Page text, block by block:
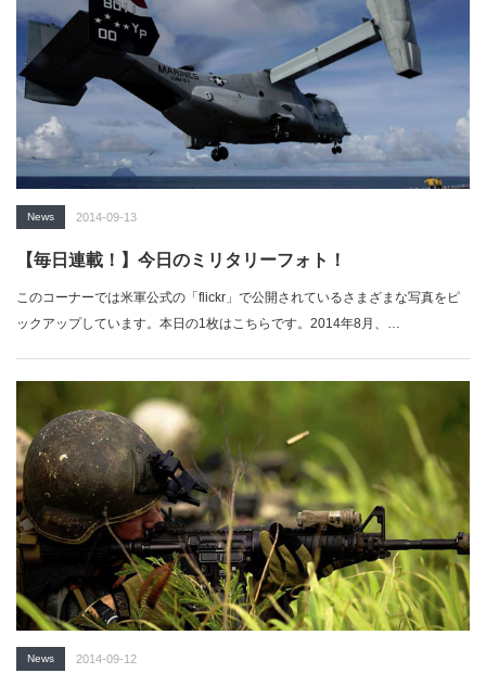
News 2014-09-13
【毎日連載！】今日のミリタリーフォト！
このコーナーでは米軍公式の「flickr」で公開されているさまざまな写真をピ
ックアップしています。本日の1枚はこちらです。2014年8月、…
News 2014-09-12